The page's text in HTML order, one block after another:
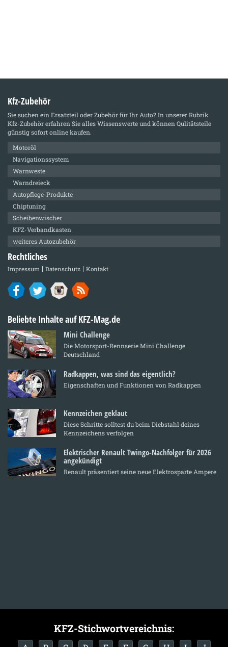
Kfz-Zubehör
Sie suchen ein Ersatzteil oder Zubehör für Ihr Auto? In unserer Rubrik
Kfz-Zubehörerfahren Sie alles Wissenswerte und können Qulitätsteile
günstig sofort online kaufen.
Motoröl
Navigationssystem
Warnweste
Warndreieck
Autopflege-Produkte
Chiptuning
Scheibenwischer
KFZ-Verbandkasten
weiteres Autozubehör
Rechtliches
Impressum Datenschutz Kontakt
Beliebte Inhalte auf KFZ-Mag.de
Mini Challenge
Die Motorsport-Rennserie Mini Challenge
Deutschland
Radkappen, was sind das eigentlich?
Eigenschaften und Funktionen von Radkappen
Kennzeichen geklaut
Diese Schritte solltest du beim Diebstahl deines
Kennzeichens verfolgen
Elektrischer Renault Twingo-Nachfolger für 2026
angekündigt
Renault präsentiert seine neue Elektrosparte Ampere
KFZ-Stichwortvereichnis: